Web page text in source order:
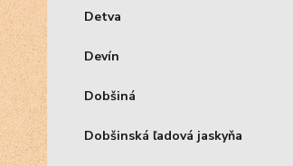
Detva
Devín
Dobšiná
Dobšinská ľadová jaskyňa